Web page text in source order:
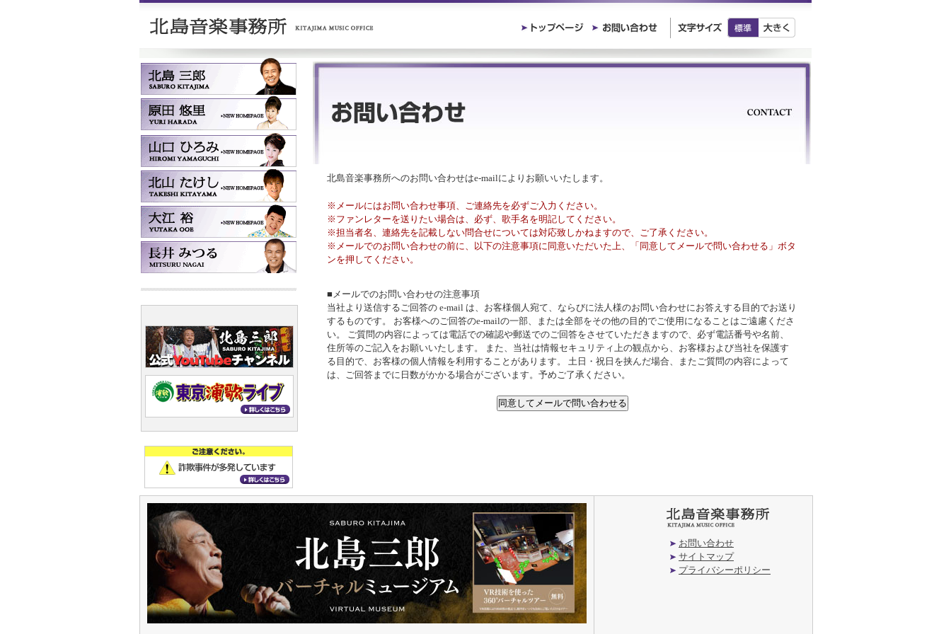
北島音楽事務所へのお問い合わせはe-mailによりお願いいたします。
※メールにはお問い合わせ事項、ご連絡先を必ずご入力ください。
※ファンレターを送りたい場合は、必ず、歌手名を明記してください。
※担当者名、連絡先を記載しない問合せについては対応致しかねますので、ご了承ください。
※メールでのお問い合わせの前に、以下の注意事項に同意いただいた上、「同意してメールで問い合わせる」ボタ
ンを押してください。
■メールでのお問い合わせの注意事項
当社より送信するご回答の e-mail は、お客様個人宛て、ならびに法人様のお問い合わせにお答えする目的でお送り
するものです。 お客様へのご回答のe-mailの一部、または全部をその他の目的でご使用になることはご遠慮くださ
い。 ご質問の内容によっては電話での確認や郵送でのご回答をさせていただきますので、必ず電話番号や名前、
住所等のご記入をお願いいたします。 また、当社は情報セキュリティ上の観点から、お客様および当社を保護す
る目的で、お客様の個人情報を利用することがあります。 土日・祝日を挟んだ場合、またご質問の内容によって
は、ご回答までに日数がかかる場合がございます。予めご了承ください。
お問い合わせ
サイトマップ
プライバシーポリシー